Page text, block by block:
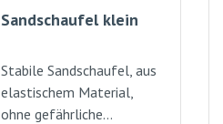
Sandschaufel klein
Stabile Sandschaufel, aus
elastischem Material,
ohne gefährliche